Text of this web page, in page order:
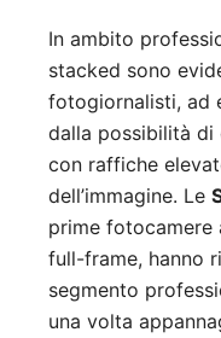
In ambito
stacked sono
fotogiornalisti, ad
dalla possibilità di
con raffiche
dell’immagine. Le
prime fotocamere
full-frame, hanno
segmento
una volta